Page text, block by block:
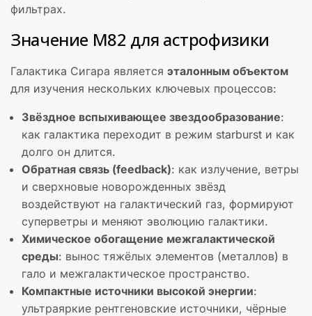
фильтрах.
Значение M82 для астрофизики
Галактика Сигара является эталонным объектом
для изучения нескольких ключевых процессов:
Звёздное вспыхивающее звездообразование:
как галактика переходит в режим starburst и как
долго он длится.
Обратная связь (feedback): как излучение, ветры
и сверхновые новорожденных звёзд
воздействуют на галактический газ, формируют
суперветры и меняют эволюцию галактики.
Химическое обогащение межгалактической
среды: вынос тяжёлых элементов (металлов) в
гало и межгалактическое пространство.
Компактные источники высокой энергии:
ультраяркие рентгеновские источники, чёрные